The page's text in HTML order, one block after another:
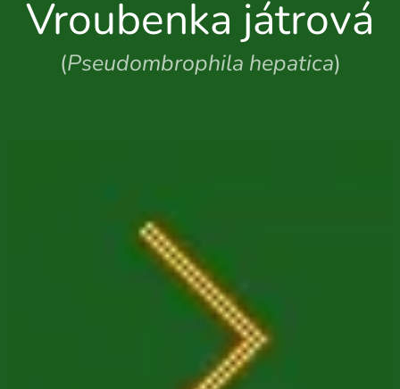
Vroubenka játrová
(Pseudombrophila hepatica)